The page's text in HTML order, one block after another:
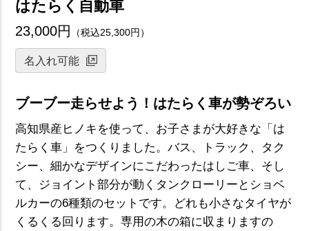
はたらく自動車
23,000円 （税込25,300円）
名入れ可能
ブーブー走らせよう！はたらく車が勢ぞろい
高知県産ヒノキを使って、お子さまが大好きな「は
たらく車」をつくりました。バス、トラック、タク
シー、細かなデザインにこだわったはしご車、そし
て、ジョイント部分が動くタンクローリーとショベ
ルカーの6種類のセットです。どれも小さなタイヤが
くるくる回ります。専用の木の箱に収まりますの